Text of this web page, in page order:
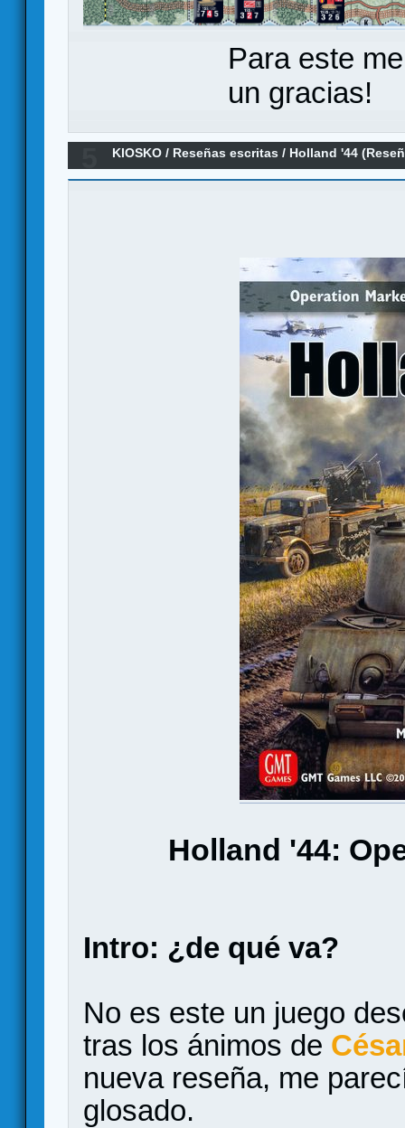
Para este
un gracias!
KIOSKO / Reseñas escritas / Holland '44
Holland '44:
Intro: ¿de qué va?
No es este un juego
tras los ánimos de
nueva reseña, me
glosado.